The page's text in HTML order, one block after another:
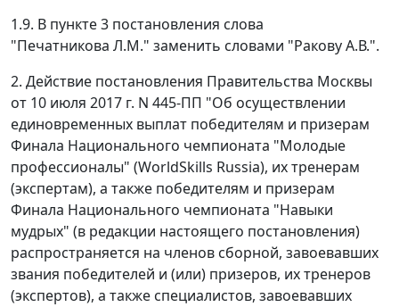
1.9. В пункте 3 постановления слова
"Печатникова Л.М." заменить словами "Ракову А.В.".
2. Действие постановления Правительства Москвы
от 10 июля 2017 г. N 445-ПП "Об осуществлении
единовременных выплат победителям и призерам
Финала Национального чемпионата "Молодые
профессионалы" (WorldSkills Russia), их тренерам
(экспертам), а также победителям и призерам
Финала Национального чемпионата "Навыки
мудрых" (в редакции настоящего постановления)
распространяется на членов сборной, завоевавших
звания победителей и (или) призеров, их тренеров
(экспертов), а также специалистов, завоевавших